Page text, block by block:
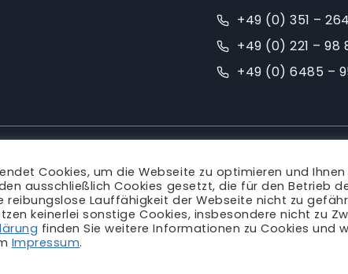
+49 (0) 351 –
+49 (0) 221 – 98
+49 (0) 6485 –
Ansprechpartner
Rechtliches
Cookies, um die Webseite zu optimieren und
ausschließlich Cookies gesetzt, die für den Betrieb
reibungslose Lauffähigkeit der Webseite nicht zu
keinerlei sonstige Cookies, insbesondere nicht zu
finden Sie weitere Informationen zu Cookies und
Impressum.